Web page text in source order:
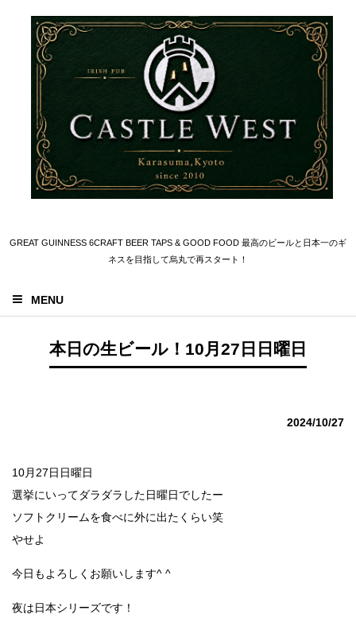
GREAT GUINNESS 6CRAFT BEER TAPS & GOOD FOOD 最高のビールと日本一のギ
ネスを目指して烏丸で再スタート！
MENU
本日の生ビール！10月27日日曜日
2024/10/27
10月27日日曜日
選挙にいってダラダラした日曜日でしたー
ソフトクリームを食べに外に出たくらい笑
やせよ
今日もよろしくお願いします^ ^
夜は日本シリーズです！